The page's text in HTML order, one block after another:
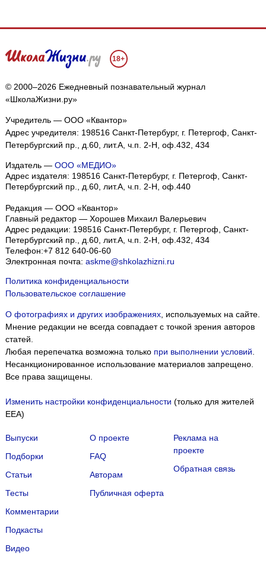
18+
© 2000–2026 Ежедневный познавательный журнал
«ШколаЖизни.ру»
Учредитель — ООО «Квантор»
Адрес учредителя: 198516 Санкт-Петербург, г. Петергоф, Санкт-
Петербургский пр., д.60, лит.А, ч.п. 2-Н, оф.432, 434
Издатель — ООО «МЕДИО»
Адрес издателя: 198516 Санкт-Петербург, г. Петергоф, Санкт-
Петербургский пр., д.60, лит.А, ч.п. 2-Н, оф.440
Редакция — ООО «Квантор»
Главный редактор — Хорошев Михаил Валерьевич
Адрес редакции: 198516 Санкт-Петербург, г. Петергоф, Санкт-
Петербургский пр., д.60, лит.А, ч.п. 2-Н, оф.432, 434
Телефон:+7 812 640-06-60
Электронная почта: askme@shkolazhizni.ru
Политика конфиденциальности
Пользовательское соглашение
О фотографиях и других изображениях, используемых на сайте.
Мнение редакции не всегда совпадает с точкой зрения авторов
статей.
Любая перепечатка возможна только при выполнении условий.
Несанкционированное использование материалов запрещено.
Все права защищены.
Изменить настройки конфиденциальности (только для жителей
EEA)
Выпуски
Подборки
Статьи
Тесты
Комментарии
Подкасты
Видео
О проекте
FAQ
Авторам
Публичная оферта
Реклама на
проекте
Обратная связь